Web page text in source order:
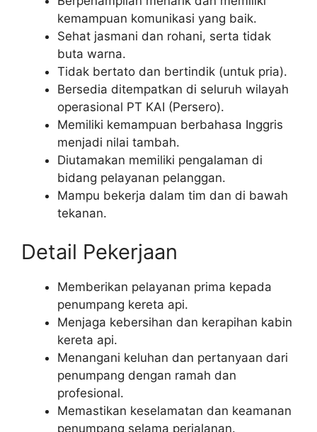
kemampuan komunikasi yang baik.
Sehat jasmani dan rohani, serta tidak
buta warna.
Tidak bertato dan bertindik (untuk pria).
Bersedia ditempatkan di seluruh wilayah
operasional PT KAI (Persero).
Memiliki kemampuan berbahasa Inggris
menjadi nilai tambah.
Diutamakan memiliki pengalaman di
bidang pelayanan pelanggan.
Mampu bekerja dalam tim dan di bawah
tekanan.
Detail Pekerjaan
Memberikan pelayanan prima kepada
penumpang kereta api.
Menjaga kebersihan dan kerapihan kabin
kereta api.
Menangani keluhan dan pertanyaan dari
penumpang dengan ramah dan
profesional.
Memastikan keselamatan dan keamanan
penumpang selama perjalanan.